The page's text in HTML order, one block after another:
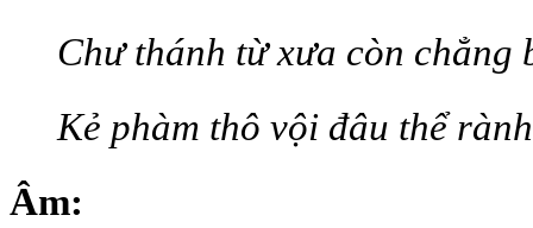
Chư thánh từ xưa còn chẳng
Kẻ phàm thô vội đâu thể
Âm: